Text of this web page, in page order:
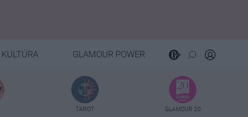
KULTÚRA GLAMOUR POWER
TAROT GLAMOUR 20